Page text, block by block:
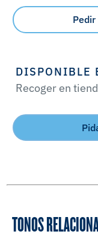
DISPONIBLE
Recoger en
TONOS